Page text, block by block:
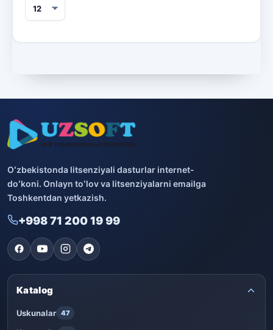
Oʻzbekistonda litsenziyali dasturlar internet-
doʻkoni. Onlayn toʻlov va litsenziyalarni emailga
Toshkentdan yetkazish.
+998 71 200 19 99
Katalog
Uskunalar 47